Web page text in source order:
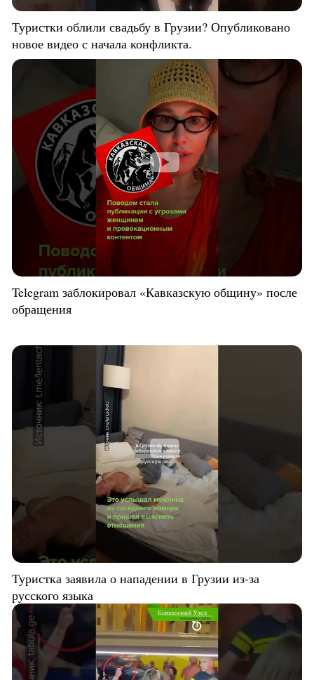
Туристки облили свадьбу в Грузии? Опубликовано
новое видео с начала конфликта.
Telegram заблокировал «Кавказскую общину» после
обращения
Туристка заявила о нападении в Грузии из-за
русского языка